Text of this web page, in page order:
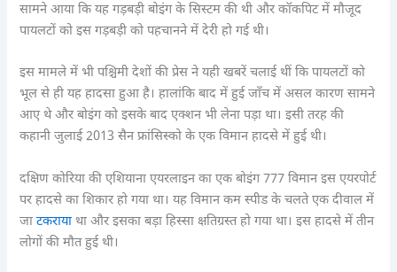
सामने आया कि यह गड़बड़ी बोइंग के सिस्टम की थी और कॉकपिट में मौजूद
पायलटों को इस गड़बड़ी को पहचानने में देरी हो गई थी।
इस मामले में भी पश्चिमी देशों की प्रेस ने यही खबरें चलाई थीं कि पायलटों को
भूल से ही यह हादसा हुआ है। हालांकि बाद में हुई जाँच में असल कारण सामने
आए थे और बोइंग को इसके बाद एक्शन भी लेना पड़ा था। इसी तरह की
कहानी जुलाई 2013 सैन फ्रांसिस्को के एक विमान हादसे में हुई थी।
दक्षिण कोरिया की एशियाना एयरलाइन का एक बोइंग 777 विमान इस एयरपोर्ट
पर हादसे का शिकार हो गया था। यह विमान कम स्पीड के चलते एक दीवाल में
जाटकरायाथा और इसका बड़ा हिस्सा क्षतिग्रस्त हो गया था। इस हादसे में तीन
लोगों की मौत हुई थी।